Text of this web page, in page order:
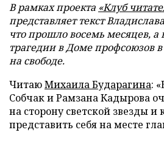
В рамках проекта «Клуб
представляет текст
что прошло восемь месяцев, а
трагедии в Доме профсоюзов
на свободе.
ЧитаюМихаила Бударагина:
Собчак и Рамзана Кадырова
на сторону светской звезды и
представить себя на месте